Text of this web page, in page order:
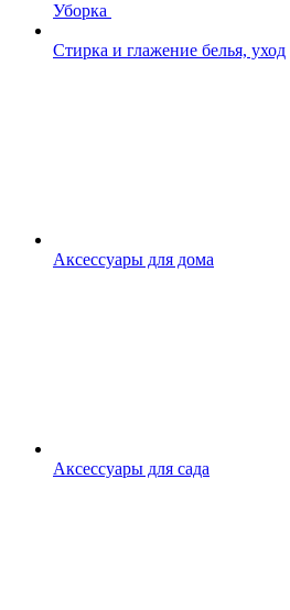
Уборка
Стирка и глажение белья, уход
Аксессуары для дома
Аксессуары для сада